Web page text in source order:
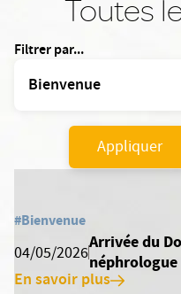
Toutes
Filtrer par...
Appliquer
#Bienvenue
04/05/2026
Arrivée du
néphrologue
En savoir plus